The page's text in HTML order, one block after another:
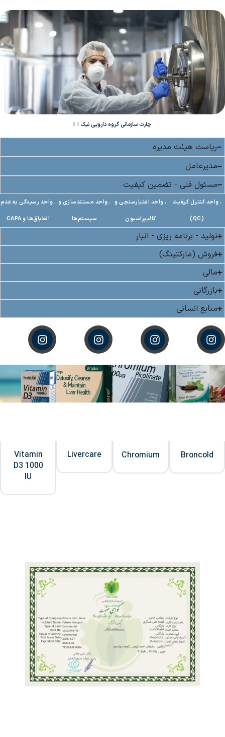
چارت سازمانی گروه دارویی نیک اختر
ریاست هیئت مدیره
مدیرعامل
مسئول فنی - تضمین کیفیت
. واحد کنترل کیفیت
(QC)
. واحد اعتبارسنجی و
کالیبراسیون
. واحد مستندسازی و
سیستم‌ها
. واحد رسیدگی به عدم
انطباق‌ها و CAPA
تولید - برنامه ریزی - انبار
فروش (مارکتینگ)
مالی
بازرگانی
منابع انسانی
Broncold
Chromium
Livercare
Vitamin
D3 1000
IU